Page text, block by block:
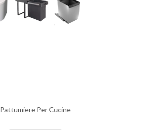
Pattumiere Per Cucine